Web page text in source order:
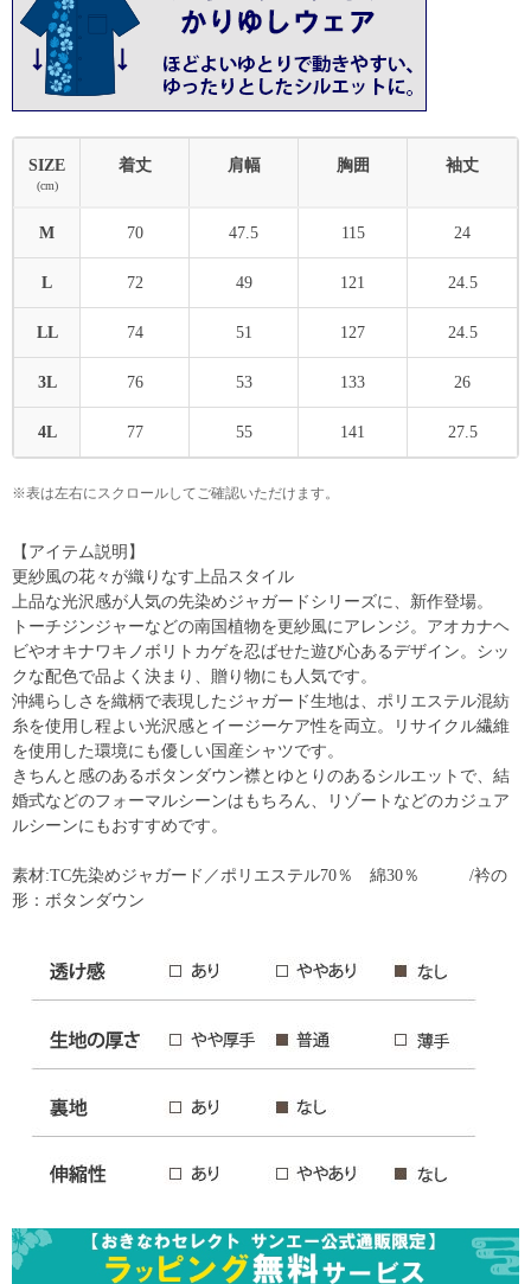
SIZE
(cm)
着丈 肩幅 胸囲 袖丈
M 70 47.5 115 24
L 72 49 121 24.5
LL 74 51 127 24.5
3L 76 53 133 26
4L 77 55 141 27.5
※表は左右にスクロールしてご確認いただけます。
【アイテム説明】
更紗風の花々が織りなす上品スタイル
上品な光沢感が人気の先染めジャガードシリーズに、新作登場。
トーチジンジャーなどの南国植物を更紗風にアレンジ。アオカナヘ
ビやオキナワキノボリトカゲを忍ばせた遊び心あるデザイン。シッ
クな配色で品よく決まり、贈り物にも人気です。
沖縄らしさを織柄で表現したジャガード生地は、ポリエステル混紡
糸を使用し程よい光沢感とイージーケア性を両立。リサイクル繊維
を使用した環境にも優しい国産シャツです。
きちんと感のあるボタンダウン襟とゆとりのあるシルエットで、結
婚式などのフォーマルシーンはもちろん、リゾートなどのカジュア
ルシーンにもおすすめです。
素材:TC先染めジャガード／ポリエステル70％ 綿30％ /衿の
形：ボタンダウン